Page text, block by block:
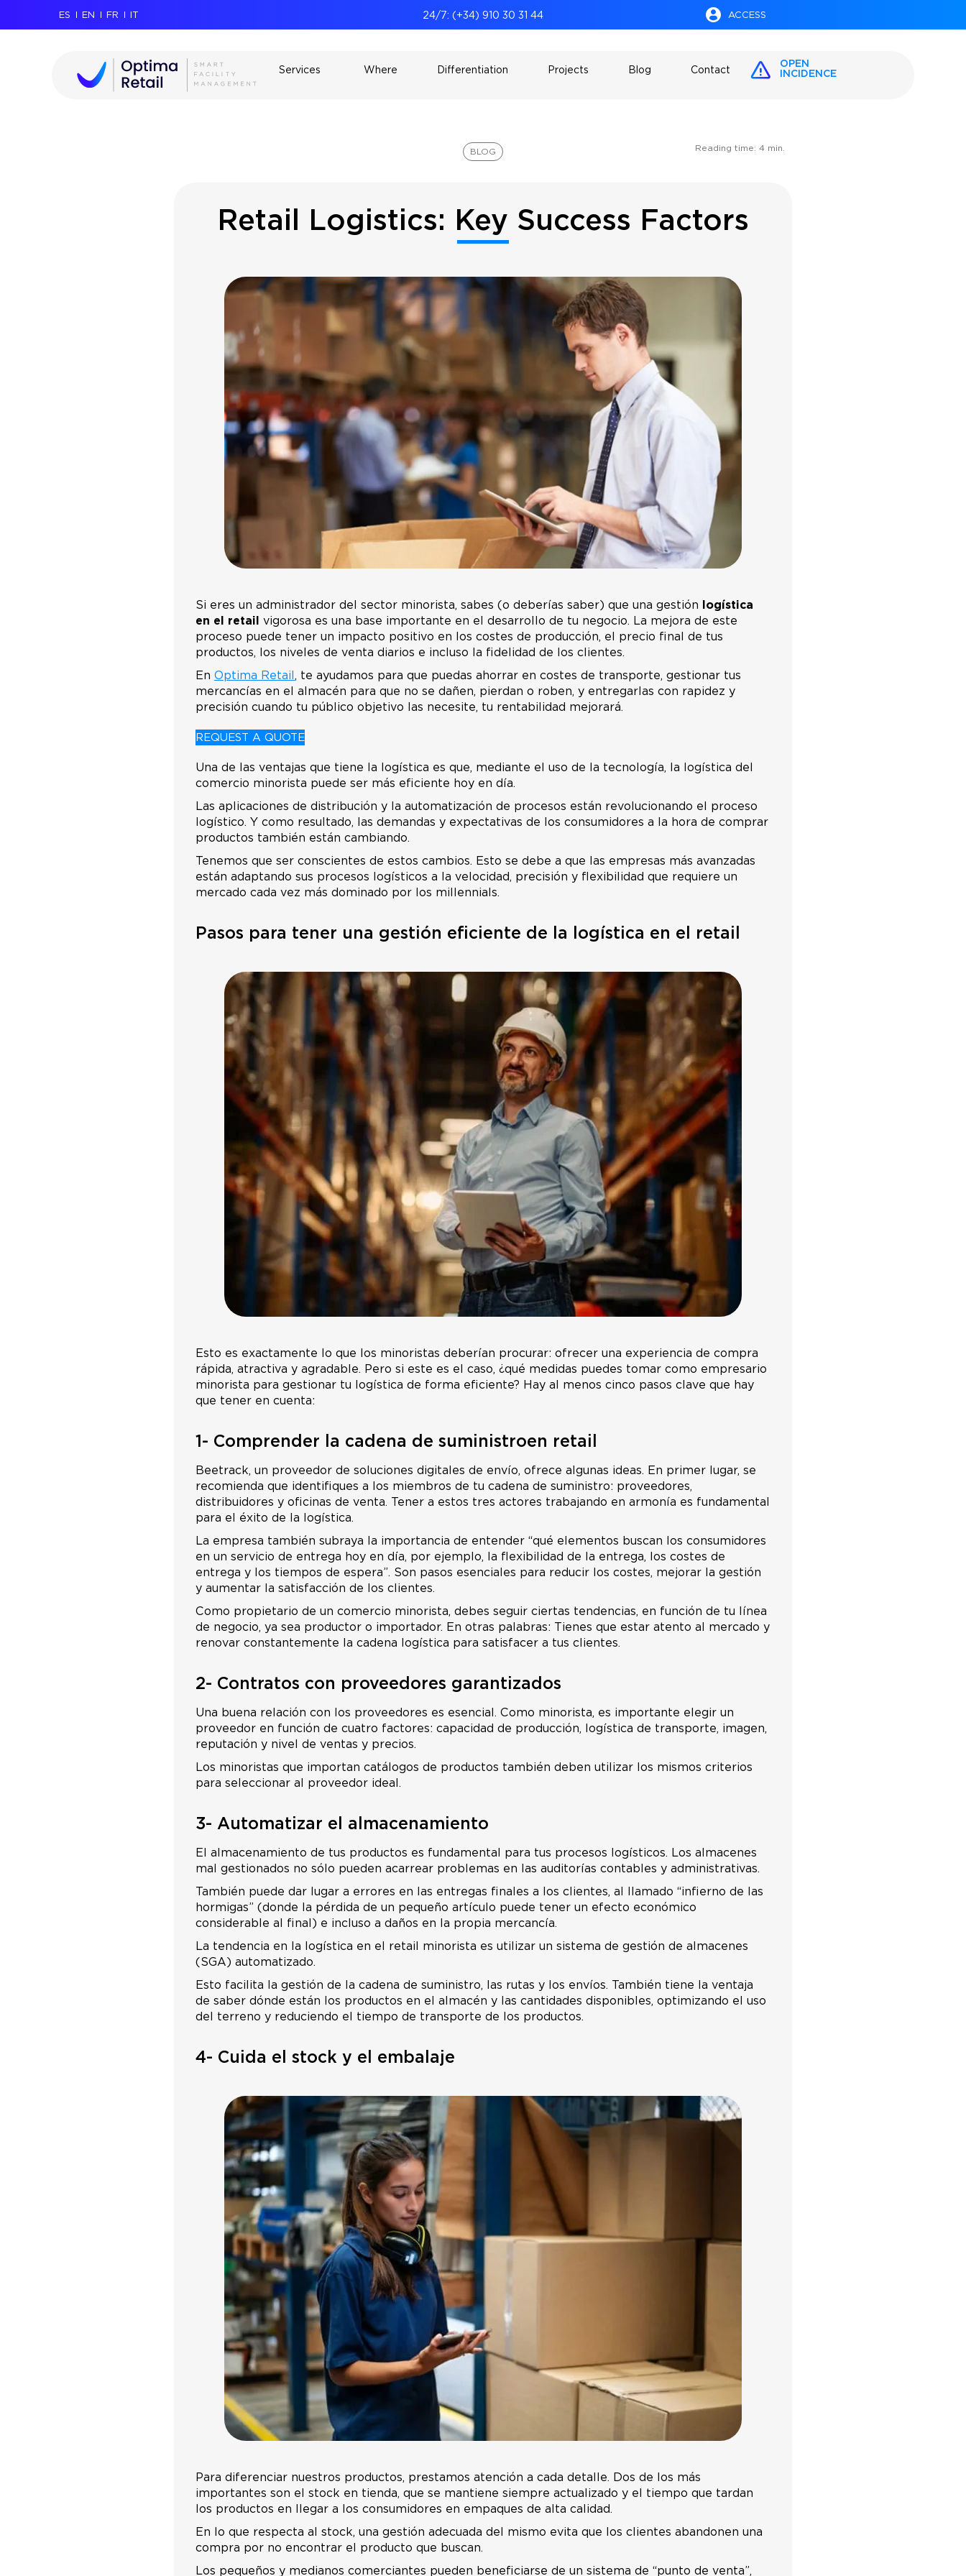
ES EN FR IT 24/7: (+34) 910 30 31 44 ACCESS
Services Where Differentiation Projects Blog Contact
OPEN
INCIDENCE
BLOG Reading time: 4 min.
Retail Logistics: Key Success Factors
Si eres un administrador del sector minorista, sabes (o deberías saber) que una gestión logística
en el retail vigorosa es una base importante en el desarrollo de tu negocio. La mejora de este
proceso puede tener un impacto positivo en los costes de producción, el precio final de tus
productos, los niveles de venta diarios e incluso la fidelidad de los clientes.
En Optima Retail, te ayudamos para que puedas ahorrar en costes de transporte, gestionar tus
mercancías en el almacén para que no se dañen, pierdan o roben, y entregarlas con rapidez y
precisión cuando tu público objetivo las necesite, tu rentabilidad mejorará.
REQUEST A QUOTE
Una de las ventajas que tiene la logística es que, mediante el uso de la tecnología, la logística del
comercio minorista puede ser más eficiente hoy en día.
Las aplicaciones de distribución y la automatización de procesos están revolucionando el proceso
logístico. Y como resultado, las demandas y expectativas de los consumidores a la hora de comprar
productos también están cambiando.
Tenemos que ser conscientes de estos cambios. Esto se debe a que las empresas más avanzadas
están adaptando sus procesos logísticos a la velocidad, precisión y flexibilidad que requiere un
mercado cada vez más dominado por los millennials.
Pasos para tener una gestión eficiente de la logística en el retail
Esto es exactamente lo que los minoristas deberían procurar: ofrecer una experiencia de compra
rápida, atractiva y agradable. Pero si este es el caso, ¿qué medidas puedes tomar como empresario
minorista para gestionar tu logística de forma eficiente? Hay al menos cinco pasos clave que hay
que tener en cuenta:
1- Comprender la cadena de suministroen retail
Beetrack, un proveedor de soluciones digitales de envío, ofrece algunas ideas. En primer lugar, se
recomienda que identifiques a los miembros de tu cadena de suministro: proveedores,
distribuidores y oficinas de venta. Tener a estos tres actores trabajando en armonía es fundamental
para el éxito de la logística.
La empresa también subraya la importancia de entender “qué elementos buscan los consumidores
en un servicio de entrega hoy en día, por ejemplo, la flexibilidad de la entrega, los costes de
entrega y los tiempos de espera”. Son pasos esenciales para reducir los costes, mejorar la gestión
y aumentar la satisfacción de los clientes.
Como propietario de un comercio minorista, debes seguir ciertas tendencias, en función de tu línea
de negocio, ya sea productor o importador. En otras palabras: Tienes que estar atento al mercado y
renovar constantemente la cadena logística para satisfacer a tus clientes.
2- Contratos con proveedores garantizados
Una buena relación con los proveedores es esencial. Como minorista, es importante elegir un
proveedor en función de cuatro factores: capacidad de producción, logística de transporte, imagen,
reputación y nivel de ventas y precios.
Los minoristas que importan catálogos de productos también deben utilizar los mismos criterios
para seleccionar al proveedor ideal.
3- Automatizar el almacenamiento
El almacenamiento de tus productos es fundamental para tus procesos logísticos. Los almacenes
mal gestionados no sólo pueden acarrear problemas en las auditorías contables y administrativas.
También puede dar lugar a errores en las entregas finales a los clientes, al llamado “infierno de las
hormigas” (donde la pérdida de un pequeño artículo puede tener un efecto económico
considerable al final) e incluso a daños en la propia mercancía.
La tendencia en la logística en el retail minorista es utilizar un sistema de gestión de almacenes
(SGA) automatizado.
Esto facilita la gestión de la cadena de suministro, las rutas y los envíos. También tiene la ventaja
de saber dónde están los productos en el almacén y las cantidades disponibles, optimizando el uso
del terreno y reduciendo el tiempo de transporte de los productos.
4- Cuida el stock y el embalaje
Para diferenciar nuestros productos, prestamos atención a cada detalle. Dos de los más
importantes son el stock en tienda, que se mantiene siempre actualizado y el tiempo que tardan
los productos en llegar a los consumidores en empaques de alta calidad.
En lo que respecta al stock, una gestión adecuada del mismo evita que los clientes abandonen una
compra por no encontrar el producto que buscan.
Los pequeños y medianos comerciantes pueden beneficiarse de un sistema de “punto de venta”,